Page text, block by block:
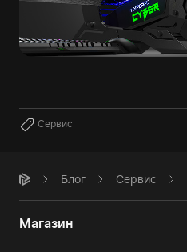
Сервис
Блог Сервис
Магазин